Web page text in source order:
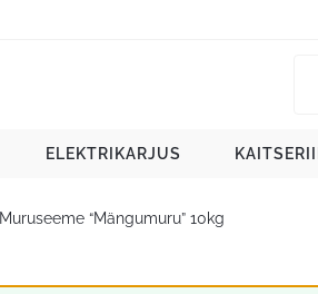
ELEKTRIKARJUS
Muruseeme “Mängumuru” 10kg